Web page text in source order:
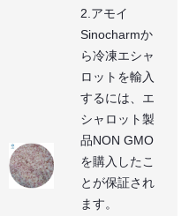
2.アモイ
Sinocharmか
ら冷凍エシャ
ロットを輸入
するには、エ
シャロット製
品NON GMO
を購入したこ
とが保証され
ます。